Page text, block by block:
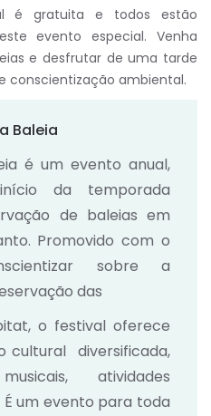
é gratuita e todos estão
evento especial. Venha
e desfrutar de uma tarde
conscientização ambiental.
Baleia
é um evento anual,
da temporada
de baleias em
Promovido com o
sobre a
das
o festival oferece
cultural diversificada,
atividades
um evento para toda